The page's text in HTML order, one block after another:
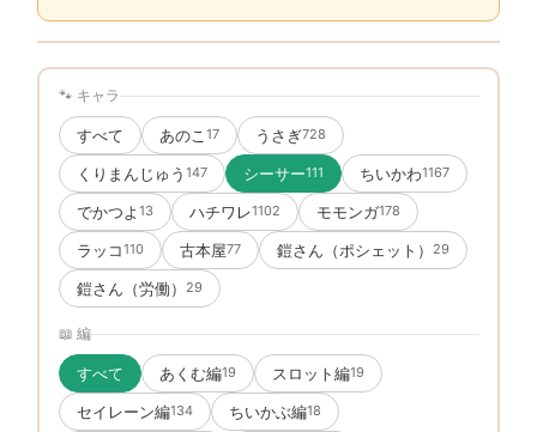
🐾 キャラ
すべて あのこ 17 うさぎ728
くりまんじゅう 147 シーサー111 ちいかわ1167
でかつよ 13 ハチワレ1102 モモンガ178
ラッコ110 古本屋77 鎧さん（ポシェット） 29
鎧さん（労働） 29
📖 編
すべて あくむ編19 スロット編19
セイレーン編134 ちいかぶ編18